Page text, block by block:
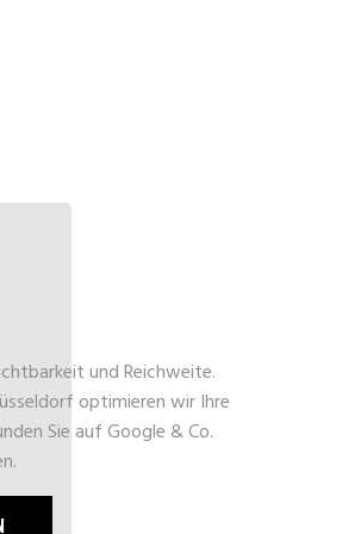
und Reichweite.
optimieren wir Ihre
Sie auf Google & Co.